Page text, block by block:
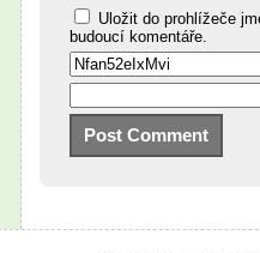
Uložit do prohlížeče
budoucí komentáře.